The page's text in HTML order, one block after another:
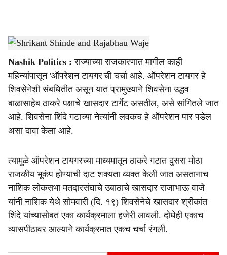
a
r
e
Shrikant Shinde and Rajabhau Waje -Sarkarnama
Nashik Politics : राज्याच्या राजकारणात मागील काही
महिन्यांपासून 'ऑपरेशन टायगर'ची चर्चा आहे. ऑपरेशन टायगर हे
शिवसेनेशी संबधितीत असून यात प्रामुख्याने शिवसेना उद्धव
बाळासाहेब ठाकरे पक्षाचे खासदार टार्गेट असतील, असे सांगितले जात
आहे. शिवसेना शिंदे गटाच्या नेत्यांनी लवकच हे ऑपरेशन पार पडेल
असा दावा केला आहे.
त्यामुळे ऑपरेशन टायगरच्या माध्यमातून ठाकरे गटात दुसरा मोठा
राजकीय भूकंप होण्याची दाट शक्यता व्यक्त केली जात असतानाच
नाशिक लोकसभा मतदारसंघाचे उबाठाचे खासदार राजाभाऊ वाजे
यांनी नाशिक येथे सोमवारी (दि. १९) शिवसेनेचे खासदार श्रीकांत
शिंदे यांच्यासोबत एका कार्यक्रमाला हजेरी लावली. दोघेही एकाच
व्यासपीठावर आल्याने कार्यक्रमात एकच चर्चा रंगली.